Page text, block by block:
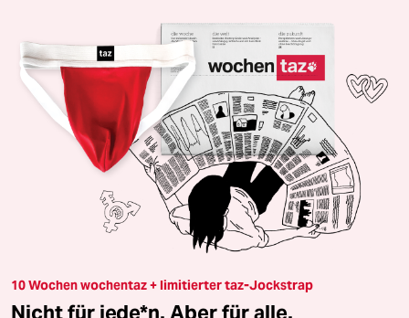
10 Wochen wochentaz + limitierter taz-Jockstrap
Nicht für jede*n. Aber für alle.